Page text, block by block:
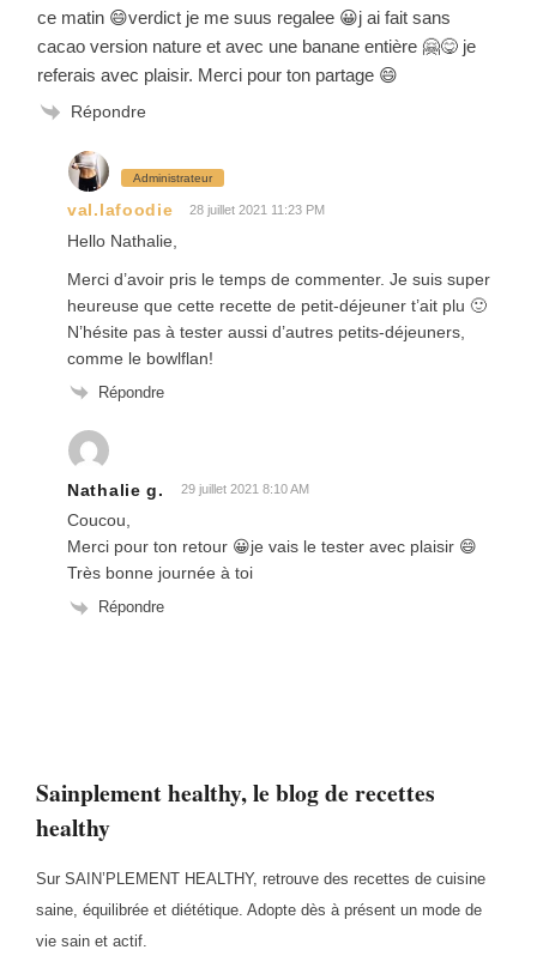
Sainplement healthy, le blog de recettes
healthy
Sur SAIN’PLEMENT HEALTHY, retrouve des recettes de cuisine
saine, équilibrée et diététique. Adopte dès à présent un mode de
vie sain et actif.
ce matin 😄verdict je me suus regalee 😀j ai fait sans
cacao version nature et avec une banane entière 🤗😋 je
referais avec plaisir. Merci pour ton partage 😄
Répondre
Administrateur
val.lafoodie 28 juillet 2021 11:23 PM
Hello Nathalie,
Merci d’avoir pris le temps de commenter. Je suis super
heureuse que cette recette de petit-déjeuner t’ait plu 🙂
N’hésite pas à tester aussi d’autres petits-déjeuners,
comme le bowlflan!
Répondre
Nathalie g. 29 juillet 2021 8:10 AM
Coucou,
Merci pour ton retour 😀je vais le tester avec plaisir 😄
Très bonne journée à toi
Répondre